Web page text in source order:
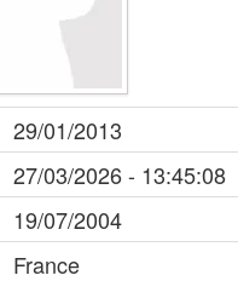
29/01/2013
27/03/2026 - 13:45:08
19/07/2004
France